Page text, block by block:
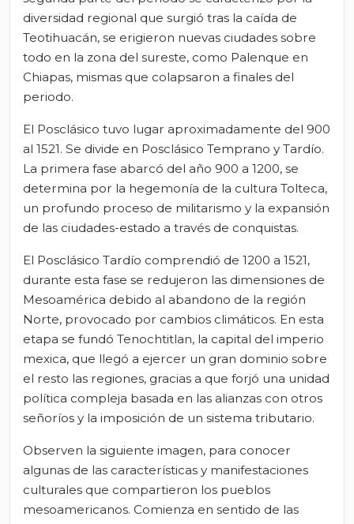
diversidad regional que surgió tras la caída de
Teotihuacán, se erigieron nuevas ciudades sobre
todo en la zona del sureste, como Palenque en
Chiapas, mismas que colapsaron a finales del
periodo.
El Posclásico tuvo lugar aproximadamente del 900
al 1521. Se divide en Posclásico Temprano y Tardío.
La primera fase abarcó del año 900 a 1200, se
determina por la hegemonía de la cultura Tolteca,
un profundo proceso de militarismo y la expansión
de las ciudades-estado a través de conquistas.
El Posclásico Tardío comprendió de 1200 a 1521,
durante esta fase se redujeron las dimensiones de
Mesoamérica debido al abandono de la región
Norte, provocado por cambios climáticos. En esta
etapa se fundó Tenochtitlan, la capital del imperio
mexica, que llegó a ejercer un gran dominio sobre
el resto las regiones, gracias a que forjó una unidad
política compleja basada en las alianzas con otros
señoríos y la imposición de un sistema tributario.
Observen la siguiente imagen, para conocer
algunas de las características y manifestaciones
culturales que compartieron los pueblos
mesoamericanos. Comienza en sentido de las